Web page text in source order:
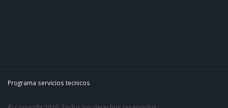
Programa servicios tecnicos